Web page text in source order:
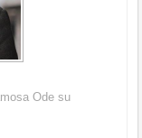
Ode su